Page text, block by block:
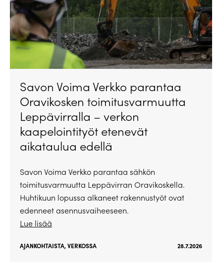
Savon Voima Verkko parantaa
Oravikosken toimitusvarmuutta
Leppävirralla – verkon
kaapelointityöt etenevät
aikataulua edellä
Savon Voima Verkko parantaa sähkön
toimitusvarmuutta Leppävirran Oravikoskella.
Huhtikuun lopussa alkaneet rakennustyöt ovat
edenneet asennusvaiheeseen.
Lue lisää
AJANKOHTAISTA,VERKOSSA 28.7.2026